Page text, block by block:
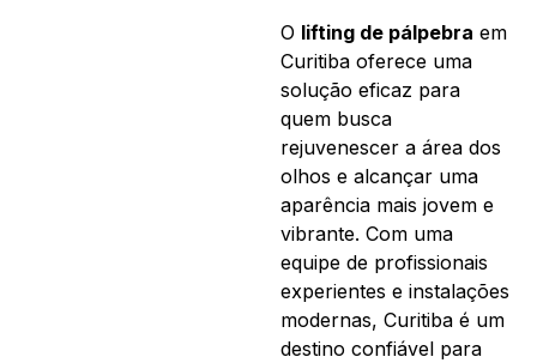
O lifting de pálpebra em
Curitiba oferece uma
solução eficaz para
quem busca
rejuvenescer a área dos
olhos e alcançar uma
aparência mais jovem e
vibrante. Com uma
equipe de profissionais
experientes e instalações
modernas, Curitiba é um
destino confiável para